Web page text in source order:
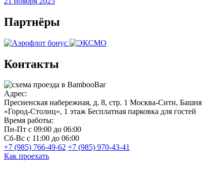
Партнёры
Контакты
Адрес:
Пресненская набережная, д. 8, стр. 1 Москва-Сити, Башня
«Город-Столиц», 1 этаж Бесплатная парковка для гостей
Время работы:
Пн-Пт с 09:00 до 06:00
Сб-Вс с 11:00 до 06:00
+7 (985) 766-49-62 +7 (985) 970-43-41
Как проехать